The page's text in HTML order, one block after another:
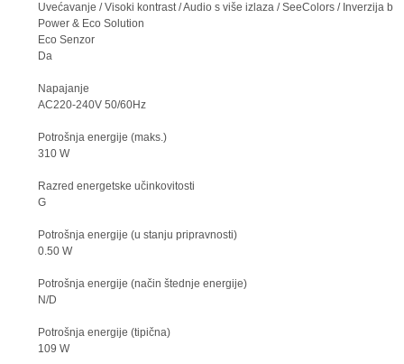
Uvećavanje / Visoki kontrast / Audio s više izlaza / SeeColors / Inverzija
Power & Eco Solution
Eco Senzor
Da
Napajanje
AC220-240V 50/60Hz
Potrošnja energije (maks.)
310 W
Razred energetske učinkovitosti
G
Potrošnja energije (u stanju pripravnosti)
0.50 W
Potrošnja energije (način štednje energije)
N/D
Potrošnja energije (tipična)
109 W